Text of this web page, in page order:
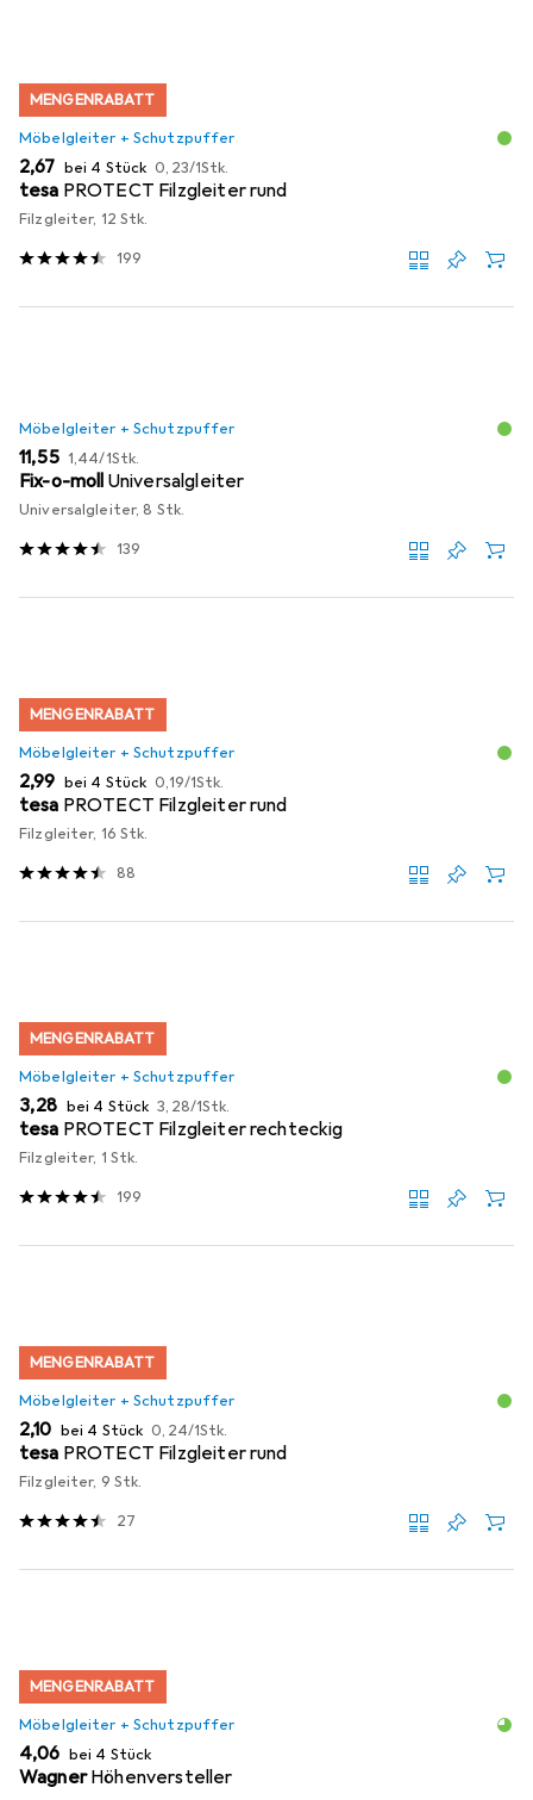
MENGENRABATT
Möbelgleiter + Schutzpuffer
EUR
2,67 bei 4 Stück EUR
0,23/1Stk.
tesa PROTECT Filzgleiter rund
Filzgleiter, 12 Stk.
199
Möbelgleiter + Schutzpuffer
EUR
11,55 EUR
1,44/1Stk.
Fix-o-moll Universalgleiter
Universalgleiter, 8 Stk.
139
MENGENRABATT
Möbelgleiter + Schutzpuffer
EUR
2,99 bei 4 Stück EUR
0,19/1Stk.
tesa PROTECT Filzgleiter rund
Filzgleiter, 16 Stk.
88
MENGENRABATT
Möbelgleiter + Schutzpuffer
EUR
3,28 bei 4 Stück EUR
3,28/1Stk.
tesa PROTECT Filzgleiter rechteckig
Filzgleiter, 1 Stk.
199
MENGENRABATT
Möbelgleiter + Schutzpuffer
EUR
2,10 bei 4 Stück EUR
0,24/1Stk.
tesa PROTECT Filzgleiter rund
Filzgleiter, 9 Stk.
27
MENGENRABATT
Möbelgleiter + Schutzpuffer
EUR
4,06 bei 4 Stück
Wagner Höhenversteller